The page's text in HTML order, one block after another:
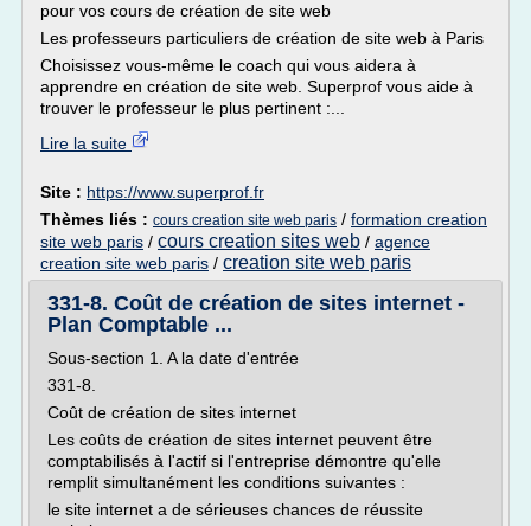
pour vos cours de création de site web
Les professeurs particuliers de création de site web à Paris
Choisissez vous-même le coach qui vous aidera à
apprendre en création de site web. Superprof vous aide à
trouver le professeur le plus pertinent :...
Lire la suite
Site : https://www.superprof.fr
Thèmes liés : cours creation site web paris / formation creation
site web paris / cours creation sites web / agence
creation site web paris / creation site web paris
331-8. Coût de création de sites internet -
Plan Comptable ...
Sous-section 1. A la date d'entrée
331-8.
Coût de création de sites internet
Les coûts de création de sites internet peuvent être
comptabilisés à l'actif si l'entreprise démontre qu'elle
remplit simultanément les conditions suivantes :
le site internet a de sérieuses chances de réussite